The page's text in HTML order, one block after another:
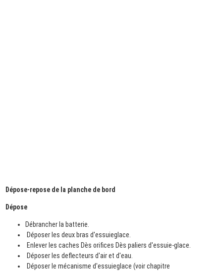
Dépose-repose de la planche de bord
Dépose
Débrancher la batterie.
Déposer les deux bras d'essuieglace.
Enlever les caches Dès orifices Dès paliers d'essuie-glace.
Déposer les deflecteurs d'air et d'eau.
Déposer le mécanisme d'essuieglace (voir chapitre